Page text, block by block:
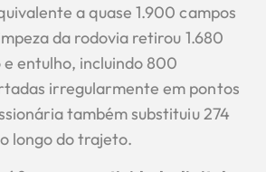
a quase 1.900 campos
da rodovia retirou 1.680
entulho, incluindo 800
irregularmente em pontos
também substituiu 274
longo do trajeto.